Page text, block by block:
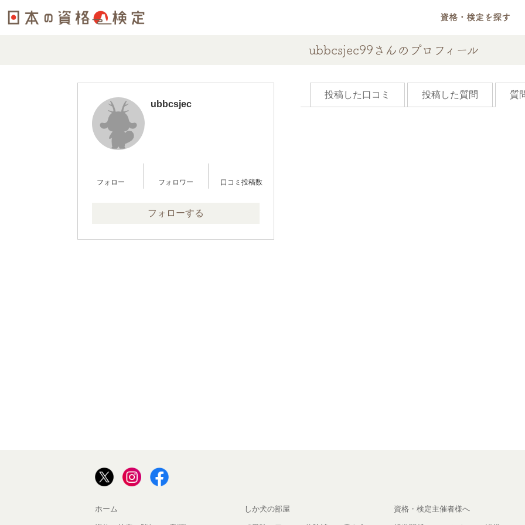
資格・検定を探す
ubbcsjec99さんのプロフィール
ubbcsjec99
フォロー フォロワー 口コミ投稿数
フォローする
投稿した口コミ 投稿した質問 質
ホーム しか犬の部屋 資格・検定主催者様へ